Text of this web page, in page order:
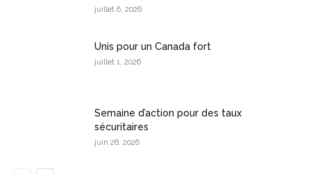
juillet 6, 2026
Unis pour un Canada fort
juillet 1, 2026
Semaine d’action pour des taux
sécuritaires
juin 26, 2026